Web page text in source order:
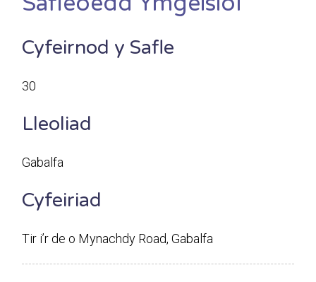
Cyfeirnod y Safle
30
Lleoliad
Gabalfa
Cyfeiriad
Tir i’r de o Mynachdy Road, Gabalfa